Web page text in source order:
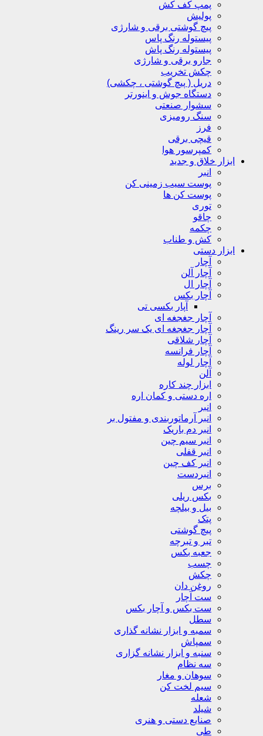
پمپ کف کش
پولیش
پیچ گوشتی برقی و شارژی
پیستوله رنگ پاس
پیستوله رنگ پاش
جارو برقی و شارژی
چکش تخریب
دریل ( پیچ گوشتی ، چکشی)
دستگاه جوش و اینورتر
سشوار صنعتی
سنگ رومیزی
فرز
قیچی برقی
کمپرسور هوا
ابزار خلاق و جدید
انبر
پوست سیب زمینی کن
پوست کن ها
توری
چاقو
چکمه
کش و طناب
ابزار دستی
آچار
آچار آلن
آچار ال
آچار بکس
آپار بکسی تی
آچار جغجغه ای
آچار جغجغه ای یک سر رینگ
آچار شلاقی
آچار فرانسه
آچار لوله
آلن
ابزار چند کاره
اره دستی و کمان اره
انبر
انبر آرماتوربندی و مفتول بر
انبر دم باریک
انبر سیم چین
انبر قفلی
انبر کف چین
انبردست
برس
بکس ریلی
بیل و بیلچه
پتک
پیچ گوشتی
تبر و تبرچه
جعبه بکس
چسب
چکش
روغن دان
ست آچار
ست بکس و آچار بکس
سطل
سمبه و ابزار نشانه گذاری
سمپاش
سنبه و ابزار نشانه گزاری
سه نظام
سوهان و مغار
سیم لخت کن
شعله
شیلد
صنایع دستی و هنری
طی